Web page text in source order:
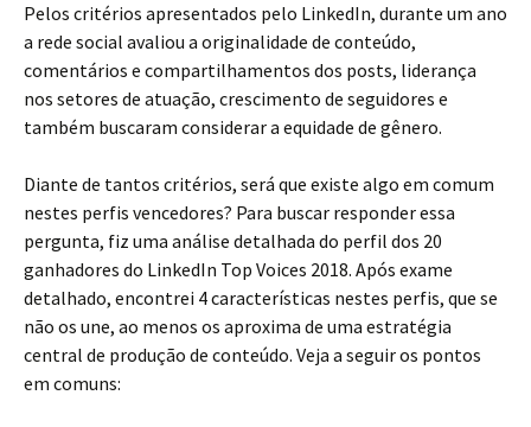
Pelos critérios apresentados pelo LinkedIn, durante um ano
a rede social avaliou a originalidade de conteúdo,
comentários e compartilhamentos dos posts, liderança
nos setores de atuação, crescimento de seguidores e
também buscaram considerar a equidade de gênero.
Diante de tantos critérios, será que existe algo em comum
nestes perfis vencedores? Para buscar responder essa
pergunta, fiz uma análise detalhada do perfil dos 20
ganhadores do LinkedIn Top Voices 2018. Após exame
detalhado, encontrei 4 características nestes perfis, que se
não os une, ao menos os aproxima de uma estratégia
central de produção de conteúdo. Veja a seguir os pontos
em comuns: